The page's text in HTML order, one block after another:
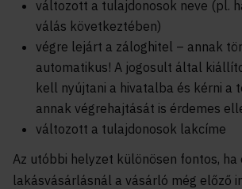
változott a tulajdonosok neve (pl.
válás következtében)
végre lejárt a záloghitel – annak
automatikus! A jogosult által
kell nyújtani a hivatalba és kérni a
annak végrehajtását is érdemes
változott a tulajdonosok lakcíme
Az utóbbi helyzet különösen fontos, ha
lakásvásárlásnál a vásárló még előző